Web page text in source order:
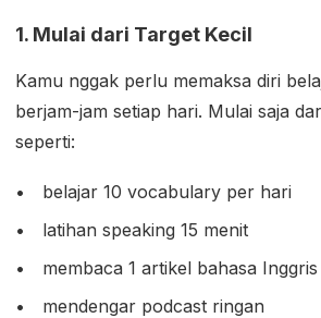
1. Mulai dari Target Kecil
Kamu nggak perlu memaksa diri
berjam-jam setiap hari. Mulai saja
seperti:
belajar 10 vocabulary per hari
latihan speaking 15 menit
membaca 1 artikel bahasa Inggris
mendengar podcast ringan